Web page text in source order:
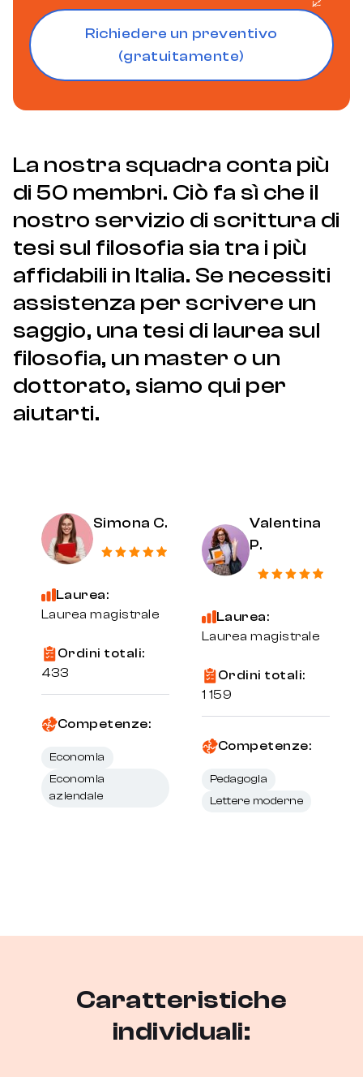
Richiedere un preventivo
(gratuitamente)
La nostra squadra conta più
di 50 membri. Ciò fa sì che il
nostro servizio di scrittura di
tesi sul filosofia sia tra i più
affidabili in Italia. Se necessiti
assistenza per scrivere un
saggio, una tesi di laurea sul
filosofia, un master o un
dottorato, siamo qui per
aiutarti.
Simona C.
Laurea:
Laurea magistrale
Ordini totali:
433
Competenze:
Economia
Economia
aziendale
Valentina
P.
Laurea:
Laurea magistrale
Ordini totali:
1 159
Competenze:
Pedagogia
Lettere moderne
Caratteristiche
individuali: